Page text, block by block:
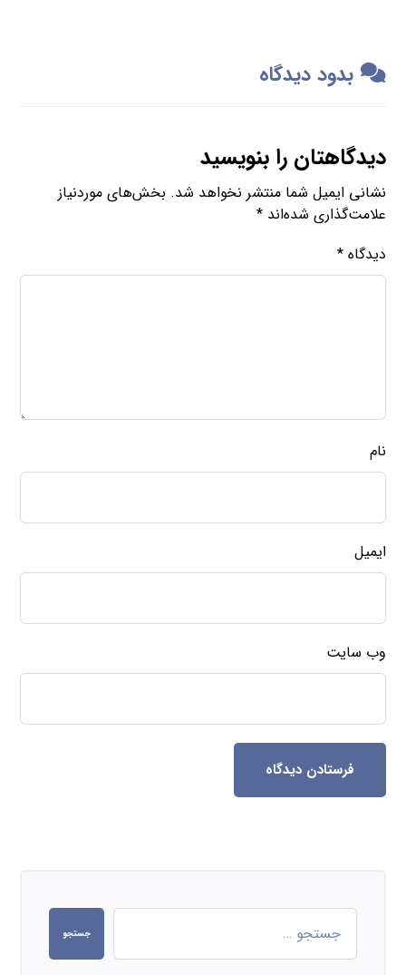
بدود دیدگاه
دیدگاهتان را بنویسید
نشانی ایمیل شما منتشر نخواهد شد. بخش‌های موردنیاز
علامت‌گذاری شده‌اند*
دیدگاه*
نام
ایمیل
وب‌ سایت
فرستادن دیدگاه
جستجو